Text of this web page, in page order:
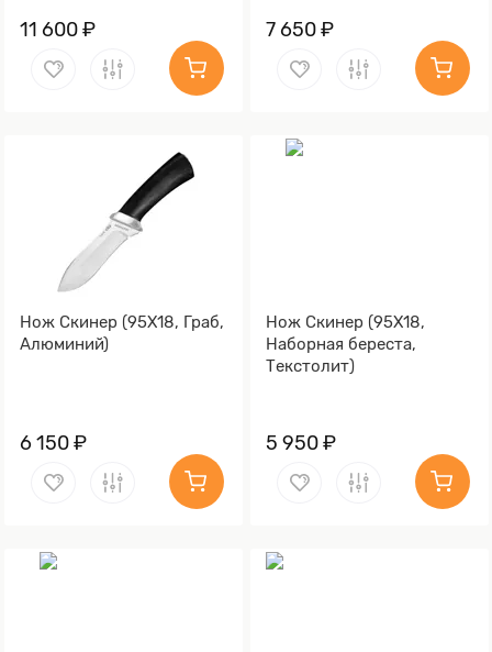
11 600 ₽ 7 650 ₽
Нож Скинер (95Х18, Граб,
Алюминий)
6 150 ₽
Нож Скинер (95Х18,
Наборная береста,
Текстолит)
5 950 ₽